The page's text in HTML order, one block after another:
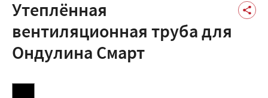
Утеплённая
вентиляционная труба для
Ондулина Смарт